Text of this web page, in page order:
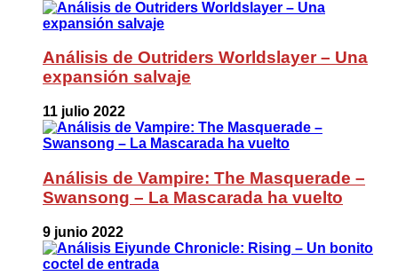
Análisis de Outriders Worldslayer – Una
expansión salvaje
11 julio 2022
Análisis de Vampire: The Masquerade –
Swansong – La Mascarada ha vuelto
9 junio 2022